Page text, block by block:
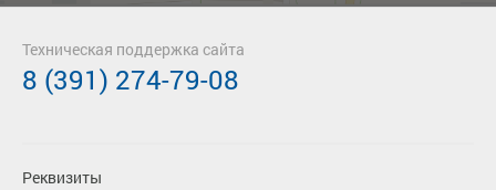
Реквизиты
Техническая поддержка сайта
8 (391) 274-79-08